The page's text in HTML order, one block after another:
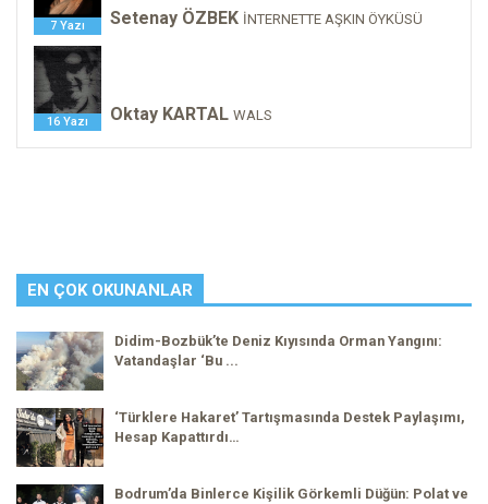
7 Yazı Setenay ÖZBEK İNTERNETTE AŞKIN ÖYKÜSÜ
16 Yazı Oktay KARTAL WALS
EN ÇOK OKUNANLAR
Didim-Bozbük’te Deniz Kıyısında Orman Yangını:
Vatandaşlar ‘Bu ...
‘Türklere Hakaret’ Tartışmasında Destek Paylaşımı,
Hesap Kapattırdı…
Bodrum’da Binlerce Kişilik Görkemli Düğün: Polat ve